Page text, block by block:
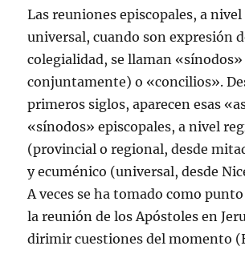
Las reuniones episcopales, a nivel
universal, cuando son expresión
colegialidad, se llaman
conjuntamente) o «concilios».
primeros siglos, aparecen esas
«sí­nodos» episcopales, a nivel
(provincial o regional, desde
y ecuménico (universal, desde
A veces se ha tomado como
la reunión de los Apóstoles en
dirimir cuestiones del momento